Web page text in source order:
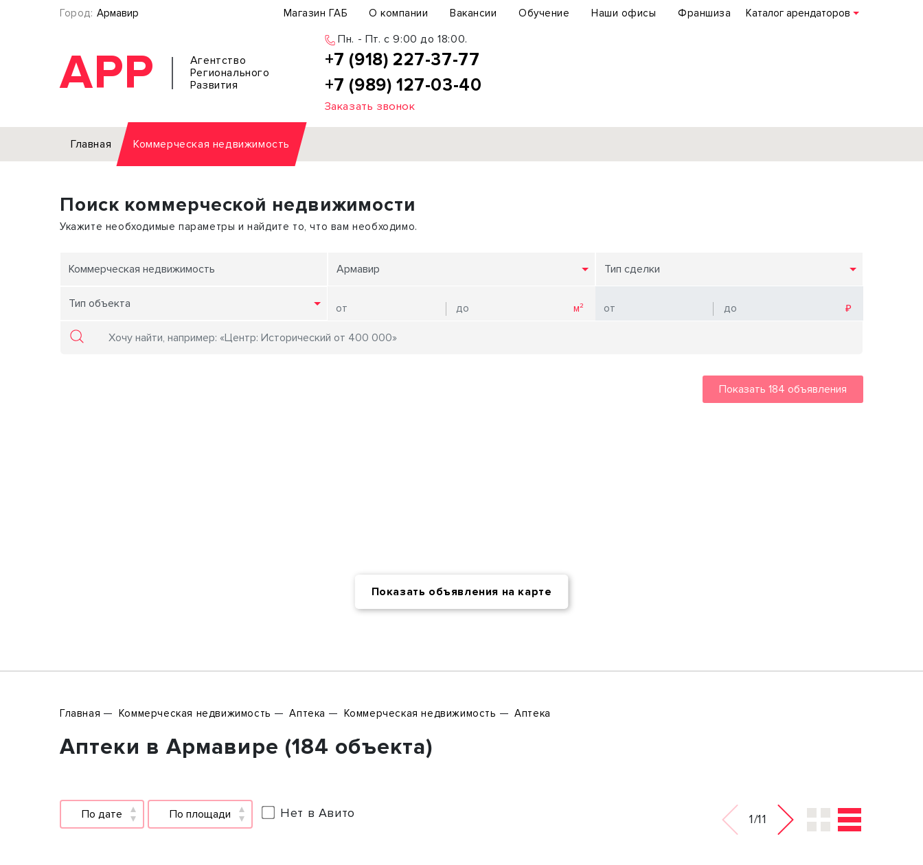
Город: Армавир Магазин ГАБ О компании Вакансии Обучение Наши офисы Франшиза Каталог арендаторов
АРР
Агентство
Регионального
Развития
Пн. - Пт. c 9:00 до 18:00.
+7 (918) 227-37-77
+7 (989) 127-03-40
Заказать звонок
Главная Коммерческая недвижимость
Офис
Торговое помещение
Склад
Земельный участок
Отдельное здание
Бизнес-центр
Поиск коммерческой недвижимости
Укажите необходимые параметры и найдите то, что вам необходимо.
Коммерческая недвижимость Армавир Тип сделки
Тип объекта
Показать 184 объявления
Показать объявления на карте
Главная Коммерческая недвижимость Аптека Коммерческая недвижимость Аптека
Аптеки в Армавире (184 объекта)
По дате По площади Нет в Авито 1/11